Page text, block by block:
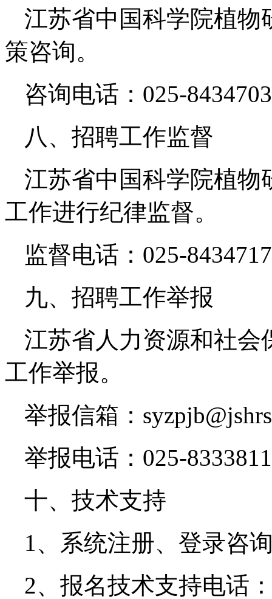
江苏省中国科学院植物
策咨询。
咨询电话：025-
八、招聘工作监督
江苏省中国科学院植物
工作进行纪律监督。
监督电话：025-
九、招聘工作举报
江苏省人力资源和社会
工作举报。
举报信箱：
举报电话：025-
十、技术支持
1、系统注册、登录咨
2、报名技术支持电话